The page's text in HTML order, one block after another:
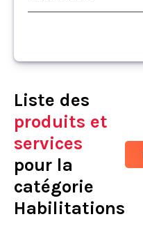
Liste des
produits et
services
pour la
catégorie
Habilitations